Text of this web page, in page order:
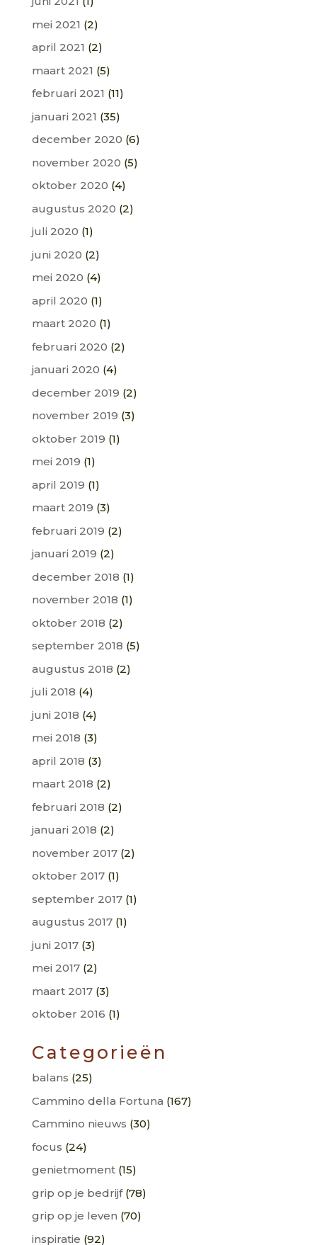
mei 2021 (2)
april 2021 (2)
maart 2021 (5)
februari 2021 (11)
januari 2021 (35)
december 2020 (6)
november 2020 (5)
oktober 2020 (4)
augustus 2020 (2)
juli 2020 (1)
juni 2020 (2)
mei 2020 (4)
april 2020 (1)
maart 2020 (1)
februari 2020 (2)
januari 2020 (4)
december 2019 (2)
november 2019 (3)
oktober 2019 (1)
mei 2019 (1)
april 2019 (1)
maart 2019 (3)
februari 2019 (2)
januari 2019 (2)
december 2018 (1)
november 2018 (1)
oktober 2018 (2)
september 2018 (5)
augustus 2018 (2)
juli 2018 (4)
juni 2018 (4)
mei 2018 (3)
april 2018 (3)
maart 2018 (2)
februari 2018 (2)
januari 2018 (2)
november 2017(2)
oktober 2017(1)
september 2017(1)
augustus 2017(1)
juni 2017(3)
mei 2017(2)
maart 2017(3)
oktober 2016 (1)
Categorieën
balans (25)
Cammino della Fortuna (167)
Cammino nieuws (30)
focus (24)
genietmoment(15)
grip op je bedrijf(78)
grip op je leven (70)
inspiratie (92)